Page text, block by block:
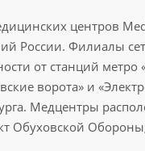
центров
России. Филиалы
от станций
ворота» и
Медцентры
Обуховской